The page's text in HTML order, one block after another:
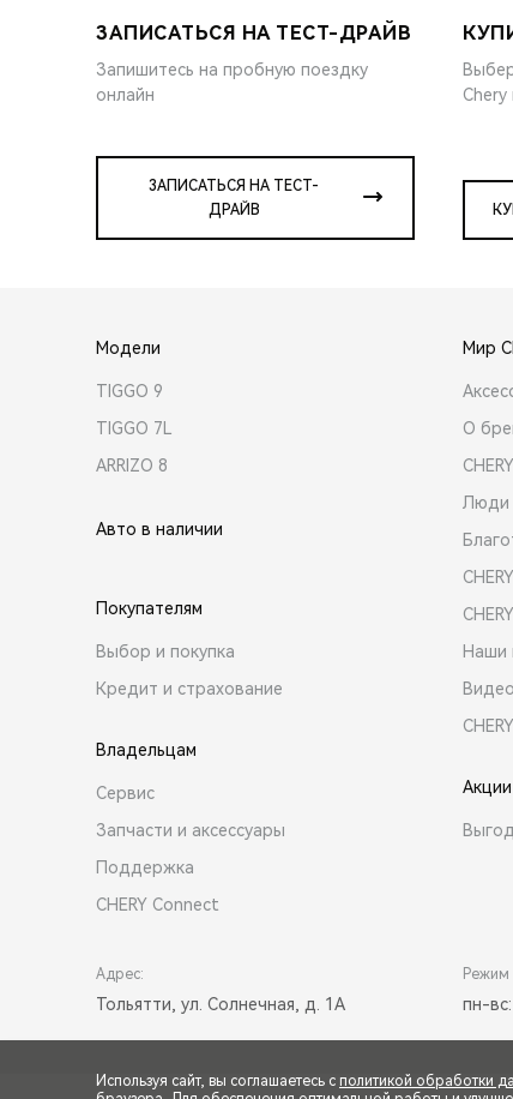
ЗАПИСАТЬСЯ НА ТЕСТ-ДРАЙВ
Запишитесь на пробную поездку
онлайн
ЗАПИСАТЬСЯ НА ТЕСТ-
ДРАЙВ
Модели
TIGGO 9
TIGGO 7L
ARRIZO 8
Авто в наличии
Покупателям
Выбор и покупка
Кредит и страхование
Владельцам
Сервис
Запчасти и аксессуары
Поддержка
CHERY Connect
Мир
О
Люди
Наши
Акции
Адрес:
Тольятти, ул. Солнечная, д. 1А
Режим
пн-
Используя сайт, вы соглашаетесь с политикой обработки